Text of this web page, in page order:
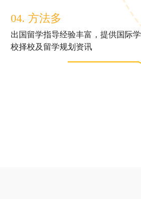
04. 方法多
出国留学指导经验丰富，提供国际学
校择校及留学规划资讯